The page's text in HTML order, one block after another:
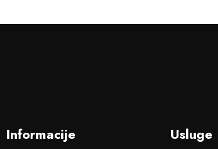
Informacije Usluge